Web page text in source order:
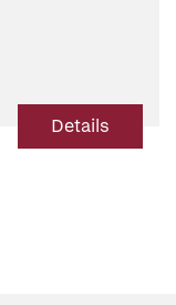
Details